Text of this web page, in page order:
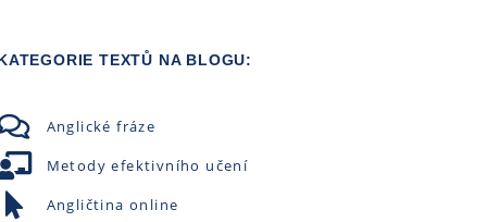
TEXTŮ NA BLOGU:
Anglické fráze
Metody efektivního učení
Angličtina online